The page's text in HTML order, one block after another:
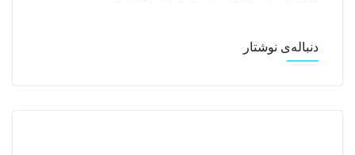
دنباله‌ی نوشتار